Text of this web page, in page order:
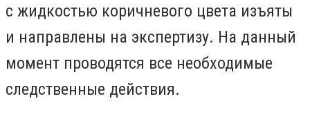
с жидкостью коричневого цвета изъяты
и направлены на экспертизу. На данный
момент проводятся все необходимые
следственные действия.